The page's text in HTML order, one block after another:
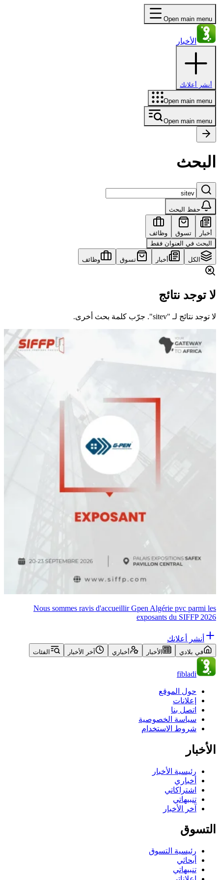
Open main menu
الأخبار
أنشر أعلانك
Open main menu
Open main menu
البحث
حفظ البحث
أخبار تسوق
وظائف
البحث في العنوان فقط
الكل أخبار تسوق وظائف
لا توجد نتائج
لا توجد نتائج لـ "sitev". جرّب كلمة بحث أخرى.
Nous sommes ravis d'accueillir Gpen Algérie pvc parmi les
exposants du SIFFP 2026
أنشر أعلانك
في بلادي الأخبار أخباري آخر الأخبار الفئات
fibladi
حول الموقع
إعلانات
اتصل بنا
سياسة الخصوصية
شروط الاستخدام
الأخبار
رئيسية الأخبار
أخباري
اشتراكاتي
تنبيهاتي
آخر الأخبار
التسوق
رئيسية التسوق
أبحاثي
تنبيهاتي